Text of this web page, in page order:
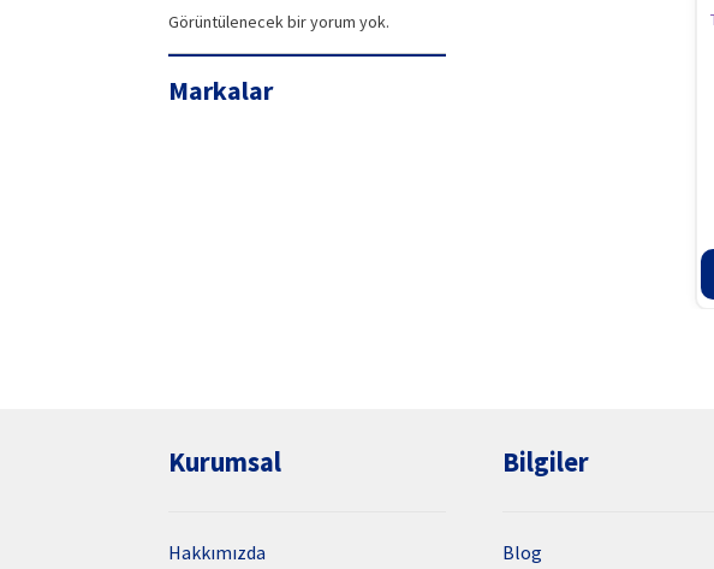
Görüntülenecek bir yorum yok.
Markalar
Kurumsal
Hakkımızda
Bilgiler
Blog